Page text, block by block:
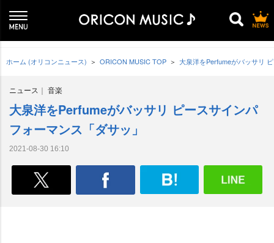
ホーム (オリコンニュース) ORICON MUSIC TOP 大泉洋をPerfumeがバッサリ
ニュース 音楽
大泉洋をPerfumeがバッサリ ピースサインパ
フォーマンス「ダサッ」
2021-08-30 16:10